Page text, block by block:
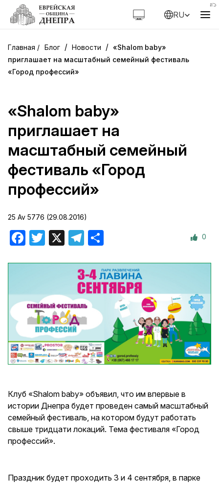
RU
Блог / Новости / «Shalom baby»
приглашает на масштабный семейный фестиваль
«Город профессий»
«Shalom baby»
приглашает на
масштабный семейный
фестиваль «Город
профессий»
25 Av 5776 (29.08.2016)
Facebook
Twitter Telegram 0
Клуб «Shalom baby» объявил, что им впервые в
истории Днепра будет проведен самый масштабный
семейный фестиваль, на котором будут работать
свыше тридцати локаций. Тема фестиваля «Город
профессий».
Праздник будет проходить 3 и 4 сентября, в парке